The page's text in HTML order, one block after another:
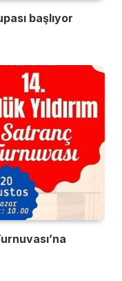
başlıyor